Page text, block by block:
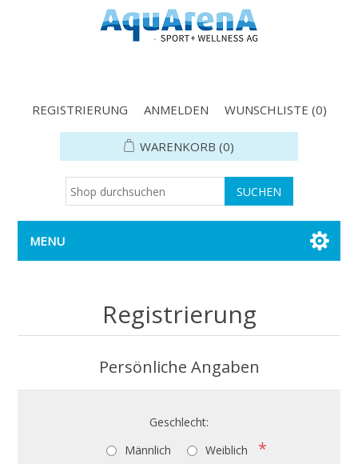
REGISTRIERUNG ANMELDEN WUNSCHLISTE (0)
WARENKORB (0)
MENU
Registrierung
Persönliche Angaben
Geschlecht:
Männlich
Weiblich
*